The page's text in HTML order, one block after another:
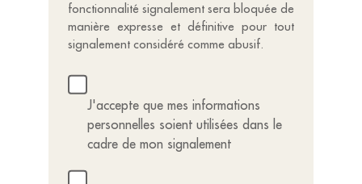
fonctionnalité signalement sera bloquée de
manière expresse et définitive pour tout
signalement considéré comme abusif.
J'accepte que mes informations
personnelles soient utilisées dans le
cadre de mon signalement